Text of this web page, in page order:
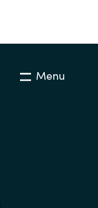
Menu